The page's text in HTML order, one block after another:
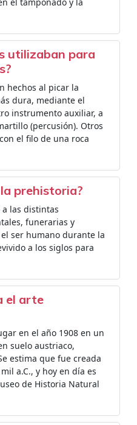
utilizaban para
hechos al picar la
dura, mediante el
instrumento auxiliar, a
(percusión). Otros
el filo de una roca
prehistoria?
las distintas
funerarias y
ser humano durante la
a los siglos para
el arte
en el año 1908 en un
suelo austriaco,
estima que fue creada
a.C., y hoy en día es
de Historia Natural